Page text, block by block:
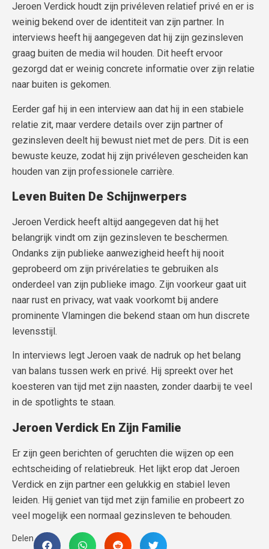
Jeroen Verdick houdt zijn privéleven relatief privé en er is
weinig bekend over de identiteit van zijn partner. In
interviews heeft hij aangegeven dat hij zijn gezinsleven
graag buiten de media wil houden. Dit heeft ervoor
gezorgd dat er weinig concrete informatie over zijn relatie
naar buiten is gekomen.
Eerder gaf hij in een interview aan dat hij in een stabiele
relatie zit, maar verdere details over zijn partner of
gezinsleven deelt hij bewust niet met de pers. Dit is een
bewuste keuze, zodat hij zijn privéleven gescheiden kan
houden van zijn professionele carrière.
Leven Buiten De Schijnwerpers
Jeroen Verdick heeft altijd aangegeven dat hij het
belangrijk vindt om zijn gezinsleven te beschermen.
Ondanks zijn publieke aanwezigheid heeft hij nooit
geprobeerd om zijn privérelaties te gebruiken als
onderdeel van zijn publieke imago. Zijn voorkeur gaat uit
naar rust en privacy, wat vaak voorkomt bij andere
prominente Vlamingen die bekend staan om hun discrete
levensstijl.
In interviews legt Jeroen vaak de nadruk op het belang
van balans tussen werk en privé. Hij spreekt over het
koesteren van tijd met zijn naasten, zonder daarbij te veel
in de spotlights te staan.
Jeroen Verdick En Zijn Familie
Er zijn geen berichten of geruchten die wijzen op een
echtscheiding of relatiebreuk. Het lijkt erop dat Jeroen
Verdick en zijn partner een gelukkig en stabiel leven
leiden. Hij geniet van tijd met zijn familie en probeert zo
veel mogelijk een normaal gezinsleven te behouden.
Delen